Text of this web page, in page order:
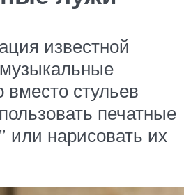
известной
вместо стульев
печатные
или нарисовать их